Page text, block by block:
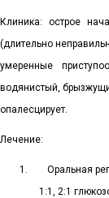
Клиника: острое
(длительно
умеренные
водянистый,
опалесцирует.
Лечение:
1.
Оральная
1:1, 2:1